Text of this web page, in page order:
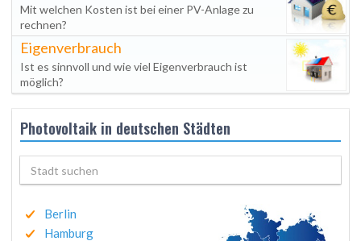
Mit welchen Kosten ist bei einer PV-Anlage zu
rechnen?
Eigenverbrauch
Ist es sinnvoll und wie viel Eigenverbrauch ist
möglich?
Photovoltaik in deutschen Städten
Berlin
Hamburg